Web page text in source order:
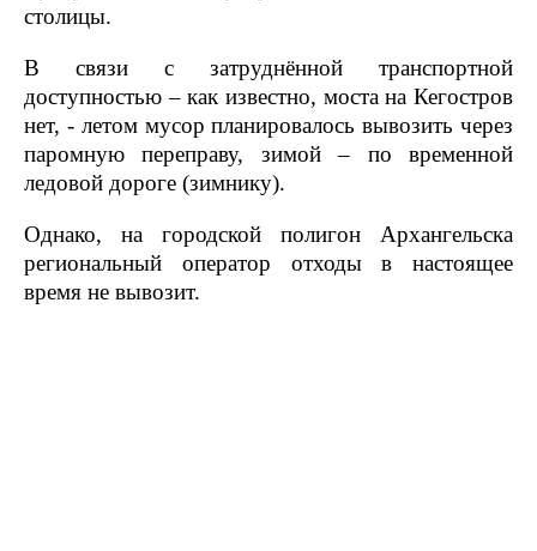
столицы.
В связи с затруднённой транспортной
доступностью – как известно, моста на Кегостров
нет, - летом мусор планировалось вывозить через
паромную переправу, зимой – по временной
ледовой дороге (зимнику).
Однако, на городской полигон Архангельска
региональный оператор отходы в настоящее
время не вывозит.